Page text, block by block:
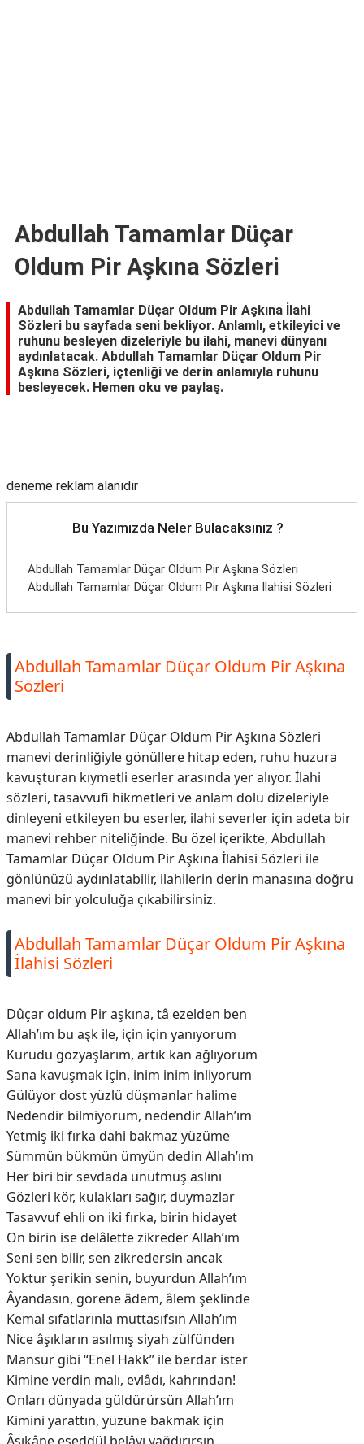
Abdullah Tamamlar Düçar
Oldum Pir Aşkına Sözleri
Abdullah Tamamlar Düçar Oldum Pir Aşkına İlahi
Sözleri bu sayfada seni bekliyor. Anlamlı, etkileyici ve
ruhunu besleyen dizeleriyle bu ilahi, manevi dünyanı
aydınlatacak. Abdullah Tamamlar Düçar Oldum Pir
Aşkına Sözleri, içtenliği ve derin anlamıyla ruhunu
besleyecek. Hemen oku ve paylaş.
deneme reklam alanıdır
Bu Yazımızda Neler Bulacaksınız ?
Abdullah Tamamlar Düçar Oldum Pir Aşkına Sözleri
Abdullah Tamamlar Düçar Oldum Pir Aşkına İlahisi Sözleri
Abdullah Tamamlar Düçar Oldum Pir Aşkına
Sözleri
Abdullah Tamamlar Düçar Oldum Pir Aşkına Sözleri
manevi derinliğiyle gönüllere hitap eden, ruhu huzura
kavuşturan kıymetli eserler arasında yer alıyor. İlahi
sözleri, tasavvufi hikmetleri ve anlam dolu dizeleriyle
dinleyeni etkileyen bu eserler, ilahi severler için adeta bir
manevi rehber niteliğinde. Bu özel içerikte, Abdullah
Tamamlar Düçar Oldum Pir Aşkına İlahisi Sözleri ile
gönlünüzü aydınlatabilir, ilahilerin derin manasına doğru
manevi bir yolculuğa çıkabilirsiniz.
Abdullah Tamamlar Düçar Oldum Pir Aşkına
İlahisi Sözleri
Dûçar oldum Pir aşkına, tâ ezelden ben
Allah’ım bu aşk ile, için için yanıyorum
Kurudu gözyaşlarım, artık kan ağlıyorum
Sana kavuşmak için, inim inim inliyorum
Gülüyor dost yüzlü düşmanlar halime
Nedendir bilmiyorum, nedendir Allah’ım
Yetmiş iki fırka dahi bakmaz yüzüme
Sümmün bükmün ümyün dedin Allah’ım
Her biri bir sevdada unutmuş aslını
Gözleri kör, kulakları sağır, duymazlar
Tasavvuf ehli on iki fırka, birin hidayet
On birin ise delâlette zikreder Allah’ım
Seni sen bilir, sen zikredersin ancak
Yoktur şerikin senin, buyurdun Allah’ım
Âyandasın, görene âdem, âlem şeklinde
Kemal sıfatlarınla muttasıfsın Allah’ım
Nice âşıkların asılmış siyah zülfünden
Mansur gibi “Enel Hakk” ile berdar ister
Kimine verdin malı, evlâdı, kahrından!
Onları dünyada güldürürsün Allah’ım
Kimini yarattın, yüzüne bakmak için